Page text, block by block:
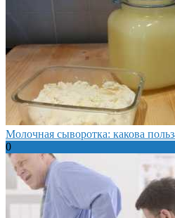
Молочная сыворотка: какова
0